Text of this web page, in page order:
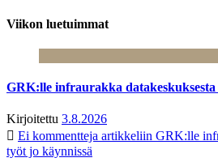
Viikon luetuimmat
GRK:lle infraurakka datakeskuksesta
Kirjoitettu 3.8.2026
Ei kommentteja artikkeliin GRK:lle
työt jo käynnissä